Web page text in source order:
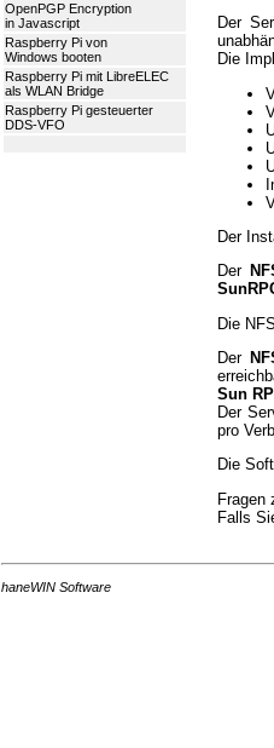
OpenPGP Encryption
in Javascript
Raspberry Pi von
Windows booten
Raspberry Pi mit LibreELEC
als WLAN Bridge
Raspberry Pi gesteuerter
DDS-VFO
Der
Die
Der
Der
Die
Der
Sun
Der
pro
Die
Fragen
Falls
haneWIN Software